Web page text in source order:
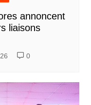
annoncent
liaisons
0